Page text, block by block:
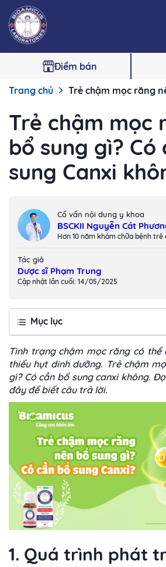
Điểm bán
Trang chủ Trẻ chậm mọc răng
Trẻ chậm mọc
bổ sung gì? Có
sung Canxi
Cố vấn nội dung y khoa
BSCKII Nguyễn Cát
Hơn 10 năm khám chữa bệnh trẻ
Tác giả
Dược sĩ Phạm Trung
Cập nhật lần cuối: 14/05/2025
Mục lục
Tình trạng chậm mọc răng có thể
thiếu hụt dinh dưỡng. Trẻ chậm
gì? Có cần bổ sung canxi không.
đây để biết câu trả lời.
1. Quá trình phát